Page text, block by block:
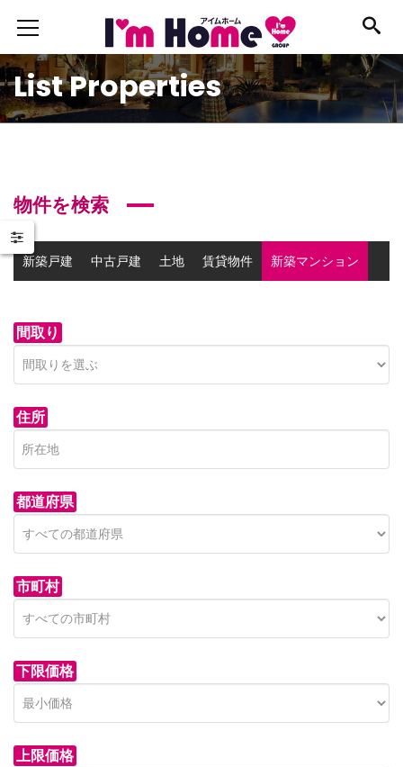
List Properties
物件を検索
新築戸建 中古戸建 土地 賃貸物件 新築マンション
間取り
住所
都道府県
市町村
下限価格
上限価格